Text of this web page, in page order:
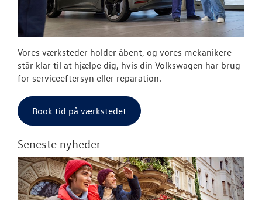
OM OS
FACEBOOK
JOB OG
Vores værksteder holder åbent, og vores mekanikere
står klar til at hjælpe dig, hvis din Volkswagen har brug
for serviceeftersyn eller reparation.
Book tid på værkstedet
Seneste nyheder